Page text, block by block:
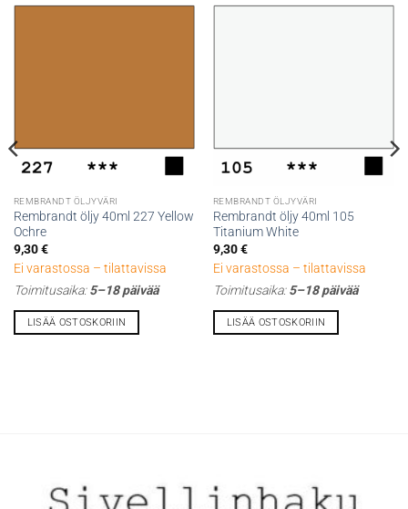
REMBRANDT ÖLJYVÄRI
Rembrandt öljy 40ml 227 Yellow
Ochre
9,30€
Ei varastossa – tilattavissa
Toimitusaika:5–18 päivää
LISÄÄ OSTOSKORIIN
REMBRANDT ÖLJYVÄRI
Rembrandt öljy 40ml 105
Titanium White
9,30€
Ei varastossa – tilattavissa
Toimitusaika:5–18 päivää
LISÄÄ OSTOSKORIIN